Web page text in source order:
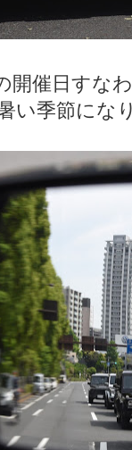
開催日すな
い季節にな